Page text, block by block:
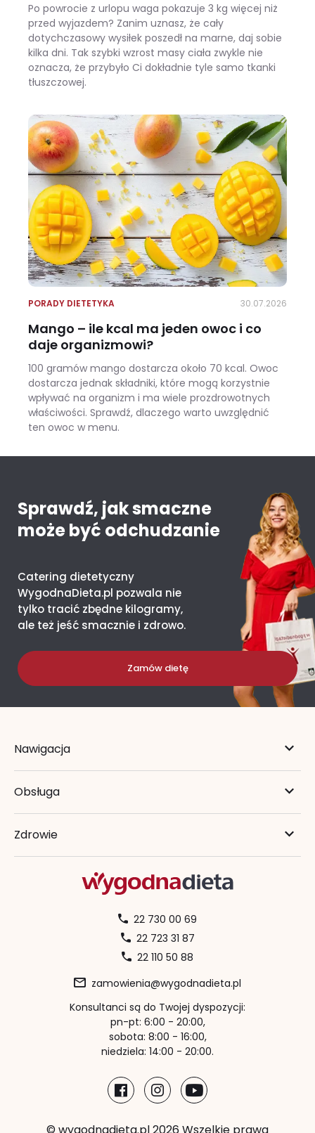
Po powrocie z urlopu waga pokazuje 3 kg więcej niż
przed wyjazdem? Zanim uznasz, że cały
dotychczasowy wysiłek poszedł na marne, daj sobie
kilka dni. Tak szybki wzrost masy ciała zwykle nie
oznacza, że przybyło Ci dokładnie tyle samo tkanki
tłuszczowej.
PORADY DIETETYKA 30.07.2026
Mango – ile kcal ma jeden owoc i co
daje organizmowi?
100 gramów mango dostarcza około 70 kcal. Owoc
dostarcza jednak składniki, które mogą korzystnie
wpływać na organizm i ma wiele prozdrowotnych
właściwości. Sprawdź, dlaczego warto uwzględnić
ten owoc w menu.
Sprawdź, jak smaczne
może być odchudzanie
Catering dietetyczny
WygodnaDieta.pl pozwala nie
tylko tracić zbędne kilogramy,
ale też jeść smacznie i zdrowo.
Zamów dietę
Nawigacja
Obsługa
Zdrowie
22 730 00 69
22 723 31 87
22 110 50 88
zamowienia@wygodnadieta.pl
Konsultanci są do Twojej dyspozycji:
pn-pt: 6:00 - 20:00,
sobota: 8:00 - 16:00,
niedziela: 14:00 - 20:00.